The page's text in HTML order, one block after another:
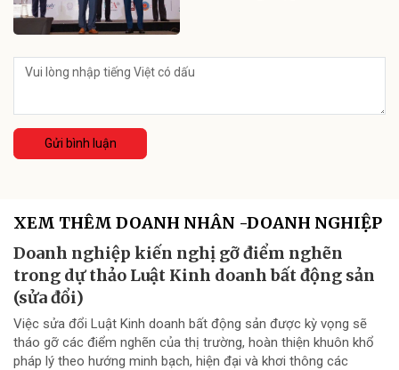
Gửi bình luận
XEM THÊM DOANH NHÂN -DOANH NGHIỆP
Doanh nghiệp kiến nghị gỡ điểm nghẽn
trong dự thảo Luật Kinh doanh bất động sản
(sửa đổi)
Việc sửa đổi Luật Kinh doanh bất động sản được kỳ vọng sẽ
tháo gỡ các điểm nghẽn của thị trường, hoàn thiện khuôn khổ
pháp lý theo hướng minh bạch, hiện đại và khơi thông các